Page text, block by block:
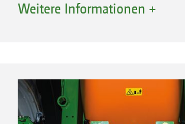
Weitere Informationen +